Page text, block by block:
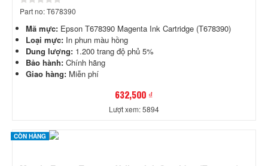
Part no: T678390
Mã mực: Epson T678390 Magenta Ink Cartridge (T678390)
Loại mực: In phun màu hồng
Dung lượng: 1.200 trang độ phủ 5%
Bảo hành: Chính hãng
Giao hàng: Miễn phí
632,500 ₫
Lượt xem: 5894
CÒN HÀNG